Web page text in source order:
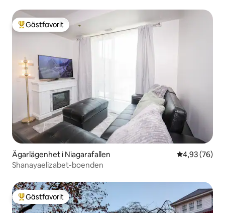
Populär gästfavorit
Gästfavorit
Ägarlägenhet i Niagarafallen 4,93 av 5 i
4,93 (76)
Shanayaelizabet-boenden
Populär gästfavorit
Gästfavorit